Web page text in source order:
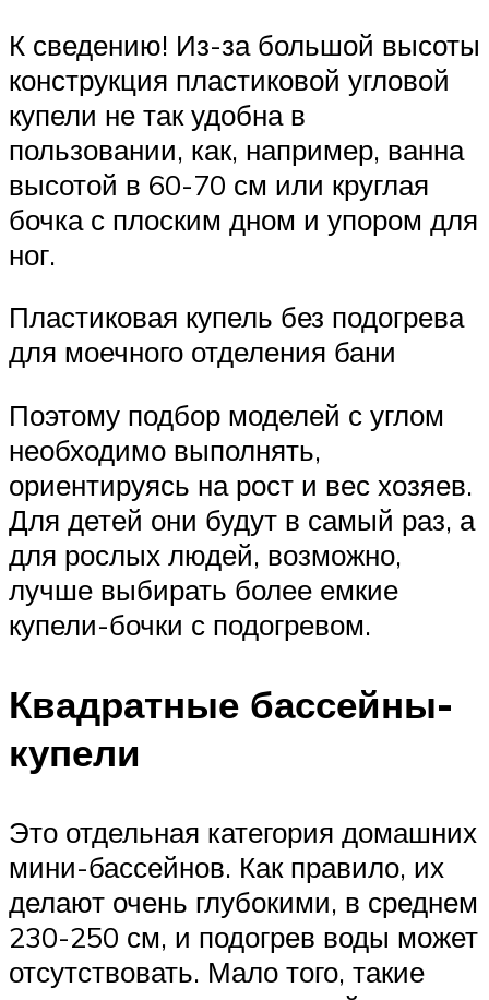
К сведению! Из-за большой высоты
конструкция пластиковой угловой
купели не так удобна в
пользовании, как, например, ванна
высотой в 60-70 см или круглая
бочка с плоским дном и упором для
ног.
Пластиковая купель без подогрева
для моечного отделения бани
Поэтому подбор моделей с углом
необходимо выполнять,
ориентируясь на рост и вес хозяев.
Для детей они будут в самый раз, а
для рослых людей, возможно,
лучше выбирать более емкие
купели-бочки с подогревом.
Квадратные бассейны-
купели
Это отдельная категория домашних
мини-бассейнов. Как правило, их
делают очень глубокими, в среднем
230-250 см, и подогрев воды может
отсутствовать. Мало того, такие